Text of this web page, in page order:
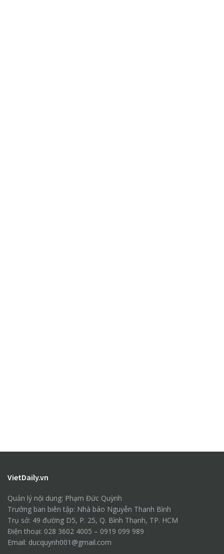
VietDaily.vn
Quản lý nội dung: Phạm Đức Quỳnh
Trưởng ban biên tập: Nhà báo Nguyễn Thanh Bình
Trụ sở: 49 đường D5, P. 25, Q. Bình Thạnh, TP. HCM
Điện thoại: 028 3602 4005 – 0919 099 989
Email: ducquynh001@gmail.com